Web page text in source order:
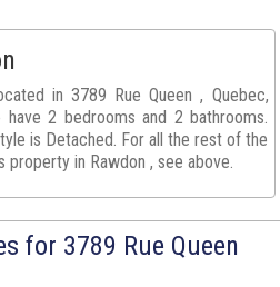
in 3789 Rue Queen , Quebec,
have 2 bedrooms and 2 bathrooms.
is Detached. For all the rest of the
property in Rawdon , see above.
for 3789 Rue Queen